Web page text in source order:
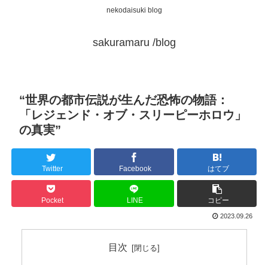
nekodaisuki blog
sakuramaru /blog
“世界の都市伝説が生んだ恐怖の物語：
「レジェンド・オブ・スリーピーホロウ」
の真実”
Twitter Facebook はてブ
Pocket LINE コピー
2023.09.26
目次